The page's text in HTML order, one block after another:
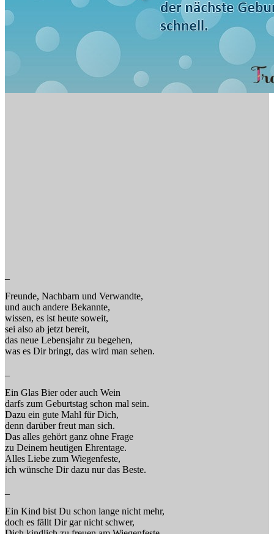
Freunde, Nachbarn und Verwandte,
und auch andere Bekannte,
wissen, es ist heute soweit,
sei also ab jetzt bereit,
das neue Lebensjahr zu begehen,
was es Dir bringt, das wird man sehen.
Ein Glas Bier oder auch Wein
darfs zum Geburtstag schon mal sein.
Dazu ein gute Mahl für Dich,
denn darüber freut man sich.
Das alles gehört ganz ohne Frage
zu Deinem heutigen Ehrentage.
Alles Liebe zum Wiegenfeste,
ich wünsche Dir dazu nur das Beste.
Ein Kind bist Du schon lange nicht mehr,
doch es fällt Dir gar nicht schwer,